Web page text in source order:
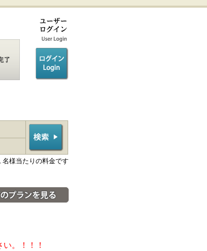
様当たりの料金です
金・宿泊プラン一覧へ
。！！！